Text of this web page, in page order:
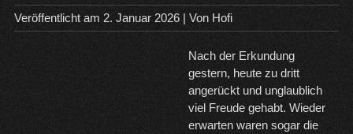
Veröffentlicht am 2. Januar 2026| Von Hofi
Nach der Erkundung
gestern, heute zu dritt
angerückt und unglaublich
viel Freude gehabt. Wieder
erwarten waren sogar die